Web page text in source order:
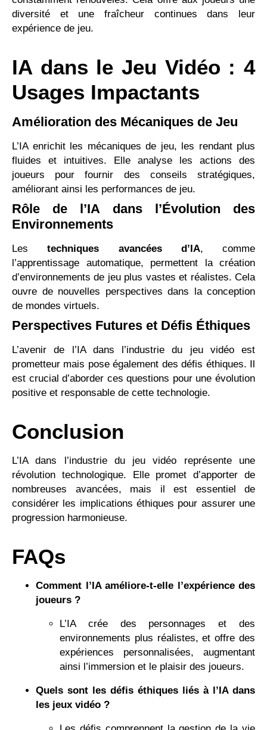
diversité et une fraîcheur continues dans leur
expérience de jeu.
IA dans le Jeu Vidéo : 4
Usages Impactants
Amélioration des Mécaniques de Jeu
L’IA enrichit les mécaniques de jeu, les rendant plus
fluides et intuitives. Elle analyse les actions des
joueurs pour fournir des conseils stratégiques,
améliorant ainsi les performances de jeu.
Rôle de l’IA dans l’Évolution des
Environnements
Lestechniques avancées d’IA, comme
l’apprentissage automatique, permettent la création
d’environnements de jeu plus vastes et réalistes. Cela
ouvre de nouvelles perspectives dans la conception
de mondes virtuels.
Perspectives Futures et Défis Éthiques
L’avenir de l’IA dans l’industrie du jeu vidéo est
prometteur mais pose également des défis éthiques. Il
est crucial d’aborder ces questions pour une évolution
positive et responsable de cette technologie.
Conclusion
L’IA dans l’industrie du jeu vidéo représente une
révolution technologique. Elle promet d’apporter de
nombreuses avancées, mais il est essentiel de
considérer les implications éthiques pour assurer une
progression harmonieuse.
FAQs
Comment l’IA améliore-t-elle l’expérience des
joueurs ?
L’IA crée des personnages et des
environnements plus réalistes, et offre des
expériences personnalisées, augmentant
ainsi l’immersion et le plaisir des joueurs.
Quels sont les défis éthiques liés à l’IA dans
les jeux vidéo ?